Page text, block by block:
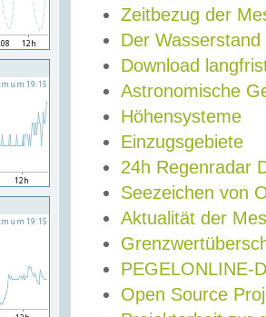
Zeitbezug der
Der Wasserstand
Download
Astronomische
Höhensysteme
Einzugsgebiete
24h Regenradar
Seezeichen von
Aktualität der
PEGELONLINE-
Open Source